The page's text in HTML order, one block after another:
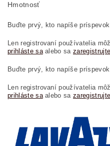
Hmotnosť
Buďte prvý, kto napíše
Len registrovaní používatelia
prihláste saalebo sazaregistrujte
Buďte prvý, kto napíše
Len registrovaní používatelia
prihláste saalebo sazaregistrujte